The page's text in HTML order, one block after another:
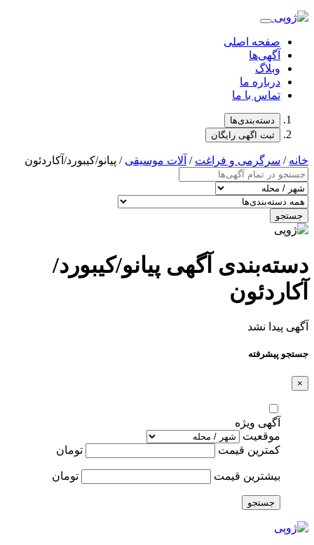
صفحه اصلی
آگهی‌ها
وبلاگ
درباره ما
تماس با ما
دسته‌بندی‌ها
ثبت اگهی رایگان
خانه / سرگرمی و فراغت / آلات موسیقی / پیانو/کیبورد/آکاردئون
جستجو
دسته‌بندی آگهی پیانو/کیبورد/
آکاردئون
آگهی پیدا نشد
جستجو پیشرفته
×
آگهی ویژه
موقعیت
کمترین قیمت
تومان
بیشترین قیمت تومان
جستجو